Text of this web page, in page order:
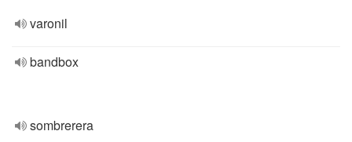
varonil
bandbox
sombrerera